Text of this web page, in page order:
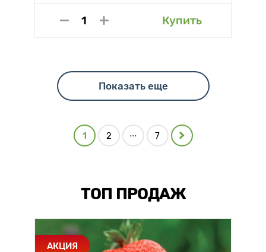
Купить
Показать еще
1 2 ... 7
ТОП ПРОДАЖ
АКЦИЯ